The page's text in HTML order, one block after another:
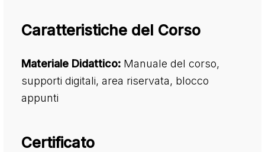
Caratteristiche del Corso
Materiale Didattico: Manuale del corso,
supporti digitali, area riservata, blocco
appunti
Certificato